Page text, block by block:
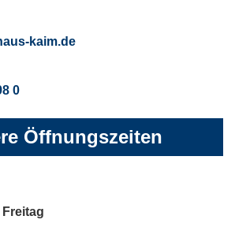
kaim.de
0
Öffnungszeiten